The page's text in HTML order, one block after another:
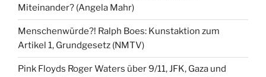
Miteinander? (Angela Mahr)
Menschenwürde?! Ralph Boes: Kunstaktion zum
Artikel 1, Grundgesetz (NMTV)
Pink Floyds Roger Waters über 9/11, JFK, Gaza und